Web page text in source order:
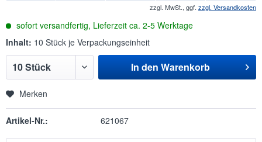
zzgl. MwSt., ggf. zzgl. Versandkosten
sofort versandfertig, Lieferzeit ca. 2-5 Werktage
Inhalt: 10 Stück je Verpackungseinheit
In den Warenkorb
Merken
Artikel-Nr.: 621067